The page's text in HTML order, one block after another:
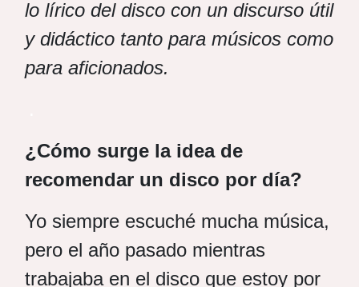
lo lírico del disco con un discurso útil
y didáctico tanto para músicos como
para aficionados.
¿Cómo surge la idea de
recomendar un disco por día?
Yo siempre escuché mucha música,
pero el año pasado mientras
trabajaba en el disco que estoy por